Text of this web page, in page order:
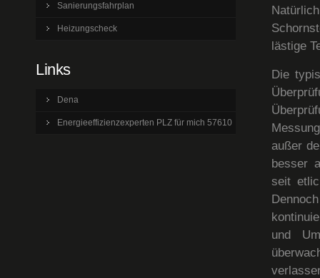
lästige
Die
außer
besser
seit
und
Sanierungsfahrplan
Heizungscheck
Links
Dena
Energieeffizienzexperten PLZ für mich 57610